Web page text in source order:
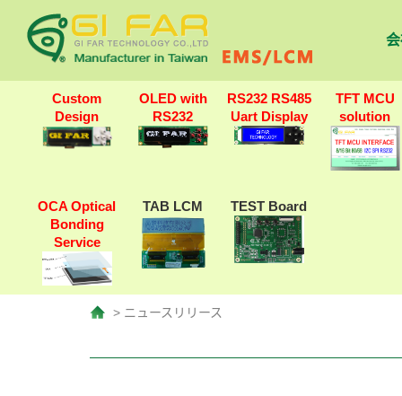
Custom
Design
OLED with
RS232
RS232 RS485
Uart Display
TFT MCU
solution
OCA Optical
Bonding
Service
TAB LCM TEST Board
> ニュースリリース